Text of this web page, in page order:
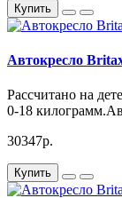
Купить
Автокресло
Рассчитано на
0-18
30347р.
Купить